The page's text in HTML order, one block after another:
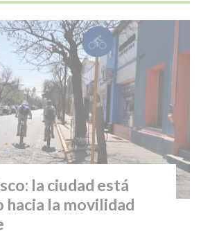
la ciudad está
hacia la movilidad